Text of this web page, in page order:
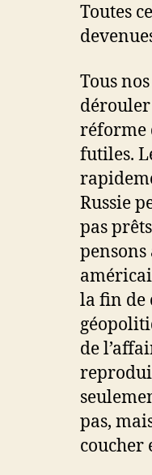
Toutes
Tous
dérouler
réforme
futiles.
Russie
pas
la fin de
de
pas,
coucher